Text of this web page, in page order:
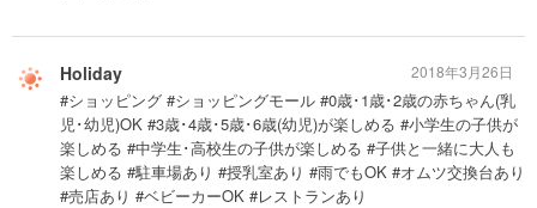
Holiday
#ショッピング #ショッピングモール #0歳･1歳･2歳の赤ちゃん(乳
児･幼児)OK #3歳･4歳･5歳･6歳(幼児)が楽しめる #小学生の子供が
楽しめる #中学生･高校生の子供が楽しめる #子供と一緒に大人も
楽しめる #駐車場あり #授乳室あり #雨でもOK #オムツ交換台あり
#売店あり #ベビーカーOK #レストランあり
2018年3月26日